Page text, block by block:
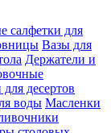
салфетки для
Вазы для
Держатели и
десертов
воды Масленки